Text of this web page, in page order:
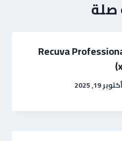
Recuva
أكتوبر 19, 2025